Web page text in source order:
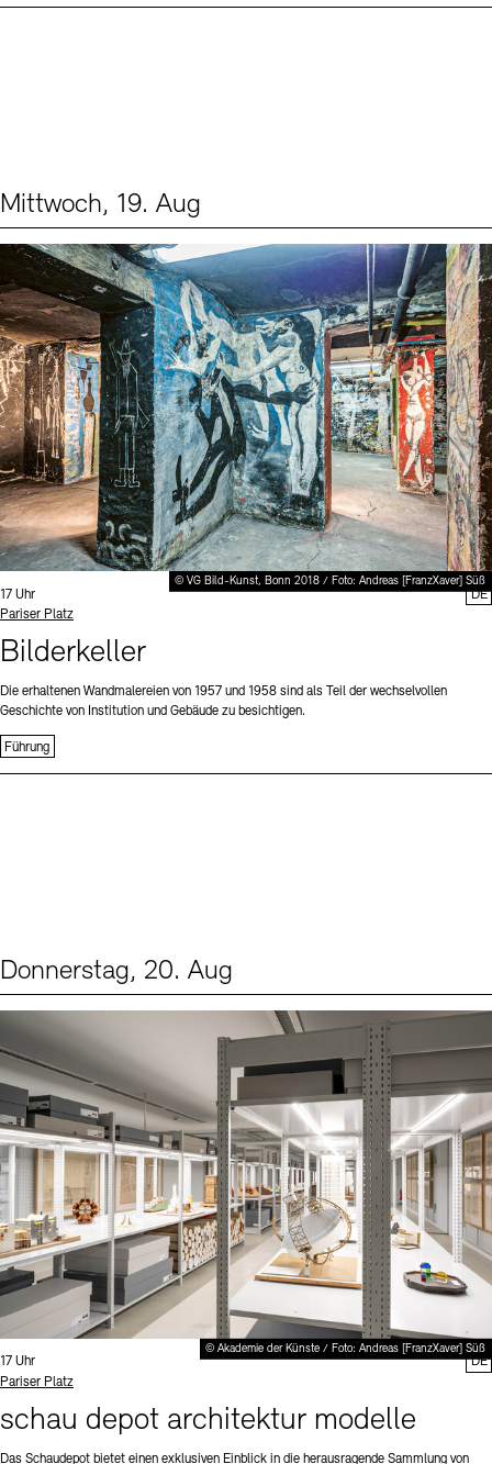
Mittwoch, 19. Aug
© VG Bild-Kunst, Bonn 2018 / Foto: Andreas [FranzXaver] Süß
Uhrzeit:
17 Uhr
Standort
Pariser Platz
Bilderkeller
Die erhaltenen Wandmalereien von 1957 und 1958 sind als Teil der wechselvollen
Geschichte von Institution und Gebäude zu besichtigen.
Führung
DE
Donnerstag, 20. Aug
© Akademie der Künste / Foto: Andreas [FranzXaver] Süß
Uhrzeit:
17 Uhr
Standort
Pariser Platz
schau depot architektur modelle
Das Schaudepot bietet einen exklusiven Einblick in die herausragende Sammlung von
DE